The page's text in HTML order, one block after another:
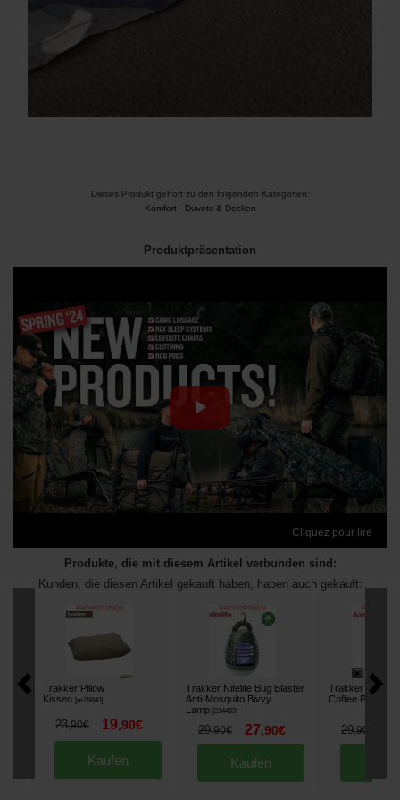
Dieses Produkt gehört zu den folgenden Kategorien:
Komfort- Duvets & Decken
Produktpräsentation
Cliquez pour lire
Produkte, die mit diesem Artikel verbunden sind:
Kunden, die diesen Artikel gekauft haben, haben auch gekauft:
Trakker Pillow
Kissen [m25840]
23,90€ 19,90€
Kaufen
Trakker Nitelife Bug Blaster
Anti-Mosquito Bivvy
Lamp [214463]
29,90€ 27,90€
Kaufen
Trakker
Coffee Press
29,90